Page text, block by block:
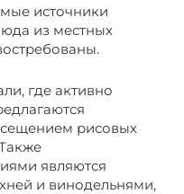
источники
из местных
где активно
рисовых
являются
и винодельнями,